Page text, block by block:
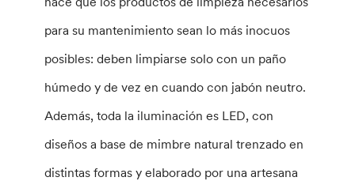
para su mantenimiento sean lo más inocuos
posibles: deben limpiarse solo con un paño
húmedo y de vez en cuando con jabón neutro.
Además, toda la iluminación es LED, con
diseños a base de mimbre natural trenzado en
distintas formas y elaborado por una artesana